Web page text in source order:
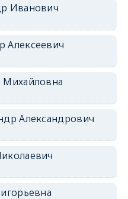
Иванович
Алексеевич
Михайловна
Александрович